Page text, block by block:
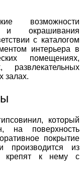
возможности
и окрашивания
с каталогом
интерьера в
помещениях,
залах.
который
на поверхность
покрытие
производится из
крепят к нему с